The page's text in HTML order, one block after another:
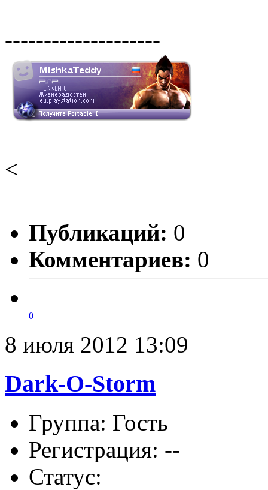
--------------------
<
Публикаций: 0
Комментариев: 0
0
8 июля 2012 13:09
Dark-O-Storm
Группа: Гость
Регистрация: --
Статус: